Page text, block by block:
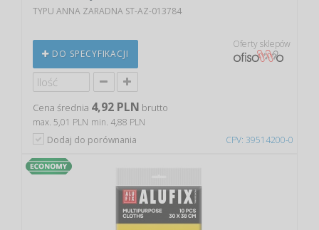
CPV: 39514200-0
TYPU ANNA ZARADNA ST-AZ-013784
DO SPECYFIKACJI
Oferty sklepów
Cena średnia 4,92 PLN brutto
max. 5,01 PLN min. 4,88 PLN
Dodaj do porównania